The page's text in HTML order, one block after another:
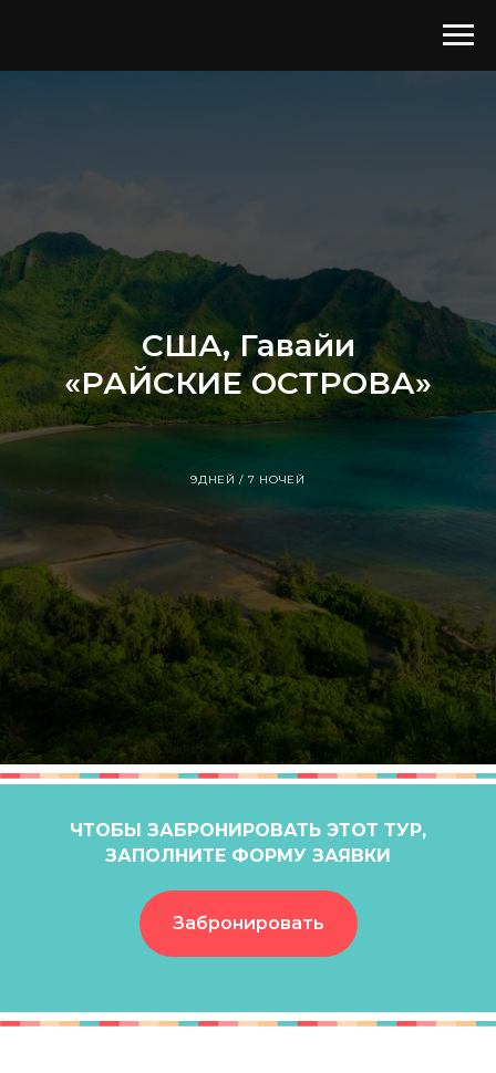
США, Гавайи
«РАЙСКИЕ ОСТРОВА»
9ДНЕЙ / 7 НОЧЕЙ
ЧТОБЫ ЗАБРОНИРОВАТЬ ЭТОТ ТУР,
ЗАПОЛНИТЕ ФОРМУ ЗАЯВКИ
Забронировать